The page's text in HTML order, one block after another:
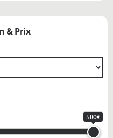
& Prix
500€